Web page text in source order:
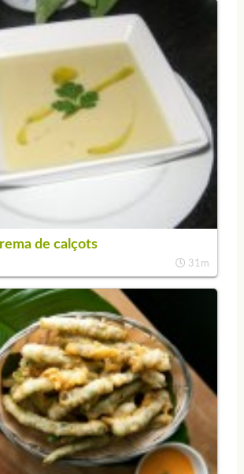
de calçots
31m